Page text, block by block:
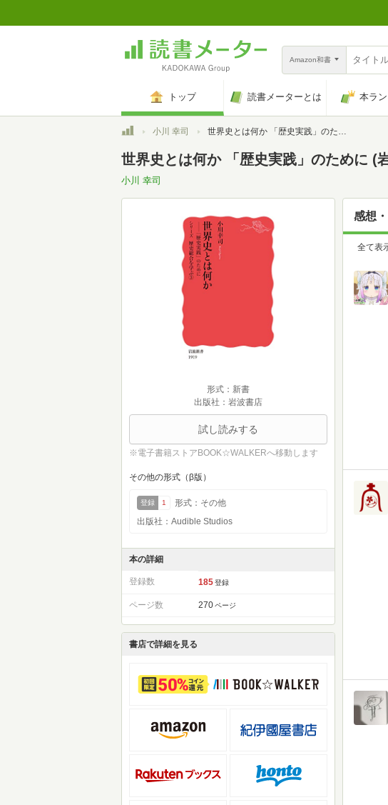
Amazon和書
トップ 読書メーターとは 本ラ
トップ小川 幸司 世界史とは何か 「歴史実践」のために (岩波新書シリーズ歴史総合を学ぶ 3)
世界史とは何か 「歴史実践」のために (
小川 幸司
形式：新書
出版社：岩波書店
試し読みする
※電子書籍ストアBOOK☆WALKERへ移動します
その他の形式（β版）
登録 1
形式：その他
出版社：Audible Studios
本の詳細
登録数 185 登録
ページ数 270 ページ
書店で詳細を見る
感想
全て表